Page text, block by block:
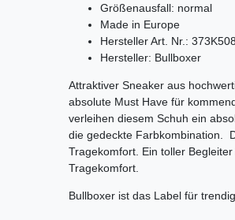
Größenausfall: normal
Made in Europe
Hersteller Art. Nr.:
Hersteller: Bullboxer
Attraktiver Sneaker aus
absolute Must Have für
verleihen diesem Schuh ein
die gedeckte Farbkombination.
Tragekomfort. Ein toller
Tragekomfort.
Bullboxer ist das Label für